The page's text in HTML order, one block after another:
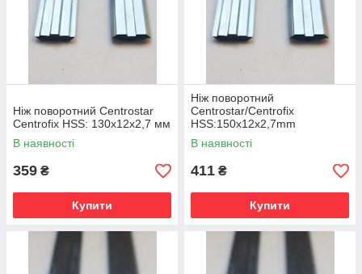
Ніж поворотний Centrostar
Centrofix HSS: 130x12x2,7 мм
В наявності
359 ₴
Купити
Ніж поворотний
Centrostar/Centrofix
HSS:150x12x2,7mm
В наявності
411 ₴
Купити